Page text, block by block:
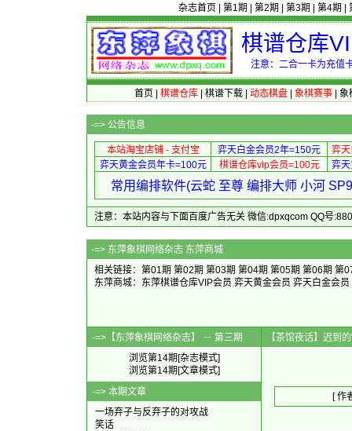
杂志首页 第1期 第2期 第3期 第4期
棋谱仓库
注意：二合一卡为充值
首页 棋谱仓库| 棋谱下载| 动态棋盘| 象棋赛事| 象
-=> 公告信息
本站淘宝店铺 - 支付宝 弈天白金会员2年=150元
弈
弈天黄金会员年卡=100元
棋谱仓库vip会员=100元 弈
常用编排软件(云蛇 至尊 编排大师 小河
注意：本站内容与下面百度广告无关 微信:dpxqcom QQ号
-=> 东萍象棋网络杂志 东萍商城
相关链接： 第01期 第02期 第03期 第04期 第05期 第06期 第
东萍商城： 东萍棋谱仓库VIP会员 弈天黄金会员 弈天白金会员
-=>【东萍象棋网络杂志】 － 第三期
浏览第14期[杂志模式]
浏览第14期[文章模式]
-=> 本期文章
一场弃子与反弃子的对攻战
笑话
【茶馆
[ 作